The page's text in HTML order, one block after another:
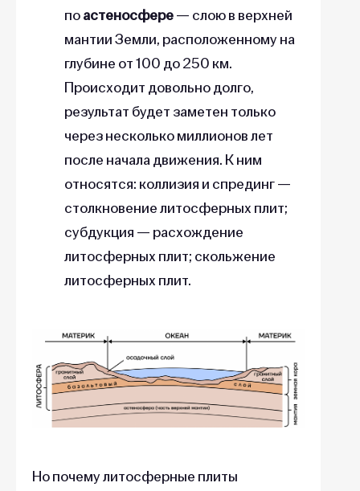
поастеносфере— слою в верхней
мантии Земли, расположенному на
глубине от 100 до 250 км.
Происходит довольно долго,
результат будет заметен только
через несколько миллионов лет
после начала движения. К ним
относятся: коллизия и спрединг —
столкновение литосферных плит;
субдукция — расхождение
литосферных плит; скольжение
литосферных плит.
Но почему литосферные плиты